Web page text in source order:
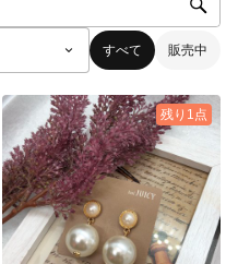
すべて 販売中
残り1点